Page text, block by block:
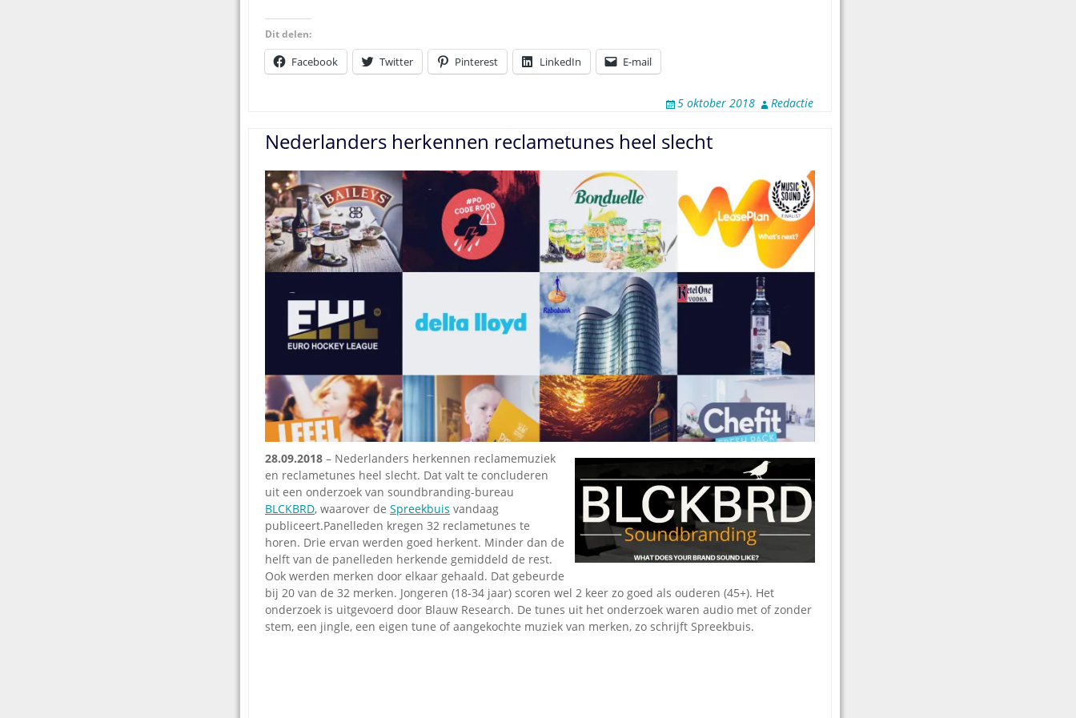
Dit delen:
Facebook Twitter Pinterest LinkedIn E-mail
5 oktober 2018 Redactie
Nederlanders herkennen reclametunes heel slecht
28.09.2018 – Nederlanders herkennen reclamemuziek
en reclametunes heel slecht. Dat valt te concluderen
uit een onderzoek van soundbranding-bureau
BLCKBRD, waarover de Spreekbuis vandaag
publiceert.Panelleden kregen 32 reclametunes te
horen. Drie ervan werden goed herkent. Minder dan de
helft van de panelleden herkende gemiddeld de rest.
Ook werden merken door elkaar gehaald. Dat gebeurde
bij 20 van de 32 merken. Jongeren (18-34 jaar) scoren wel 2 keer zo goed als ouderen (45+). Het
onderzoek is uitgevoerd door Blauw Research. De tunes uit het onderzoek waren audio met of zonder
stem, een jingle, een eigen tune of aangekochte muziek van merken, zo schrijft Spreekbuis.